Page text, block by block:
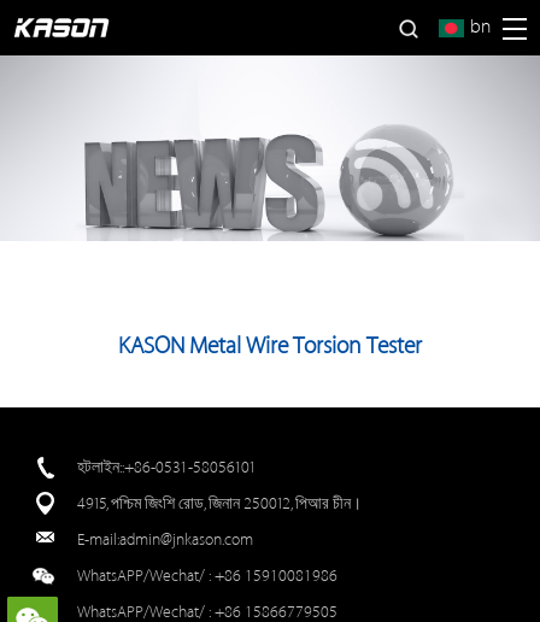
bn
KASON Metal Wire Torsion Tester
হটলাইন::+86-0531-58056101
4915, পশ্চিম জিংশি রোড, জিনান 250012, পিআর চীন।
E-mail:admin@jnkason.com
WhatsAPP/Wechat/ :+86 15910081986
WhatsAPP/Wechat/ :+86 15866779505